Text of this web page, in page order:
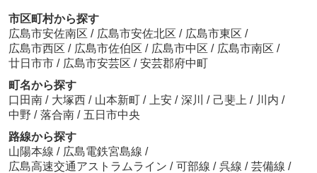
市区町村から探す
広島市安佐南区 / 広島市安佐北区 / 広島市東区 /
広島市西区 / 広島市佐伯区 / 広島市中区 / 広島市南区 /
廿日市市 / 広島市安芸区 / 安芸郡府中町
町名から探す
口田南 / 大塚西 / 山本新町 / 上安 / 深川 / 己斐上 / 川内 /
中野 / 落合南 / 五日市中央
路線から探す
山陽本線 / 広島電鉄宮島線 /
広島高速交通アストラムライン / 可部線 / 呉線 / 芸備線 /